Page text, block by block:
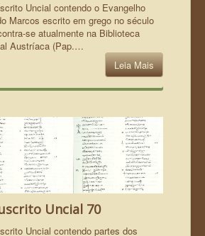
Uncial contendo o Evangelho
Marcos escrito em grego no século
se atualmente na Biblioteca
Austríaca (Pap.…
Leia Mais
Uncial 70
Uncial contendo partes dos